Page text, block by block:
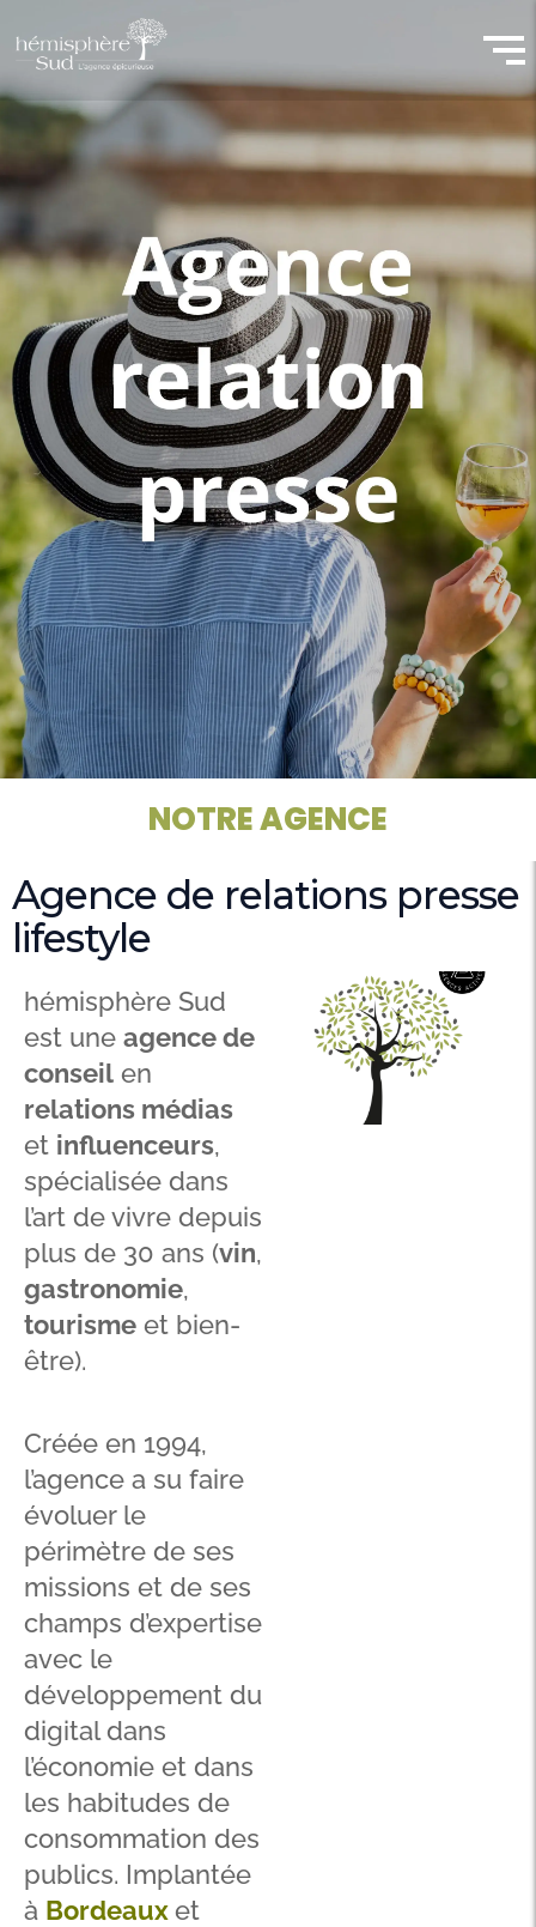
NOTRE AGENCE
Agence de relations presse
lifestyle
hémisphère Sud
est une agence de
conseil en
relations médias
et influenceurs,
spécialisée dans
l’art de vivre depuis
plus de 30 ans (vin,
gastronomie,
tourisme et bien-
être).
Créée en 1994,
l’agence a su faire
évoluer le
périmètre de ses
missions et de ses
champs d’expertise
avec le
développement du
digital dans
l’économie et dans
les habitudes de
consommation des
publics. Implantée
à Bordeauxet